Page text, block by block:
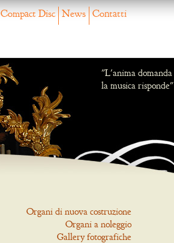
Compact Disc News Contatti
"L'anima domanda
la musica risponde"
Organi di nuova costruzione
Organi a noleggio
Gallery fotografiche